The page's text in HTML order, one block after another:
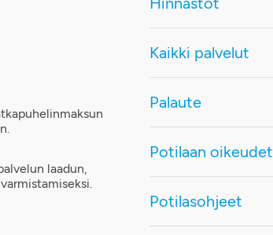
laadun,
Kaikki palvelut
Palaute
Potilaan oikeudet
Potilasohjeet